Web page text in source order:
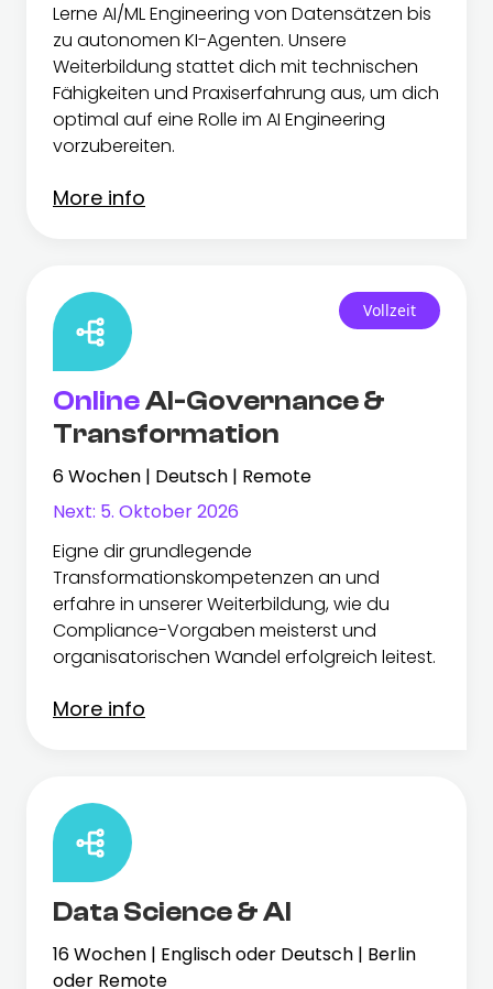
Lerne AI/ML Engineering von Datensätzen bis
zu autonomen KI-Agenten. Unsere
Weiterbildung stattet dich mit technischen
Fähigkeiten und Praxiserfahrung aus, um dich
optimal auf eine Rolle im AI Engineering
vorzubereiten.
More info
OnlineAI-Governance &
Transformation
Vollzeit
6 Wochen | Deutsch | Remote
Next: 5. Oktober 2026
Eigne dir grundlegende
Transformationskompetenzen an und
erfahre in unserer Weiterbildung, wie du
Compliance-Vorgaben meisterst und
organisatorischen Wandel erfolgreich leitest.
More info
Data Science & AI
16 Wochen | Englisch oder Deutsch | Berlin
oder Remote